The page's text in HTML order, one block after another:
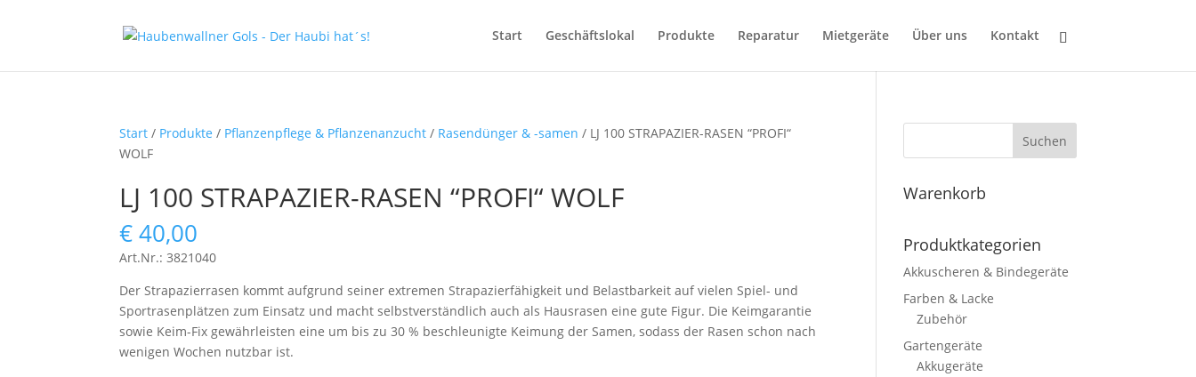
Start Geschäftslokal Produkte Reparatur Mietgeräte Über uns Kontakt
Start / Produkte / Pflanzenpflege & Pflanzenanzucht / Rasendünger & -samen / LJ 100 STRAPAZIER-RASEN “PROFI“
WOLF
LJ 100 STRAPAZIER-RASEN “PROFI“ WOLF
€40,00
Art.Nr.: 3821040
Der Strapazierrasen kommt aufgrund seiner extremen Strapazierfähigkeit und Belastbarkeit auf vielen Spiel- und
Sportrasenplätzen zum Einsatz und macht selbstverständlich auch als Hausrasen eine gute Figur. Die Keimgarantie
sowie Keim-Fix gewährleisten eine um bis zu 30 % beschleunigte Keimung der Samen, sodass der Rasen schon nach
wenigen Wochen nutzbar ist.
Suchen
Warenkorb
Produktkategorien
Akkuscheren & Bindegeräte
Farben & Lacke
Zubehör
Gartengeräte
Akkugeräte